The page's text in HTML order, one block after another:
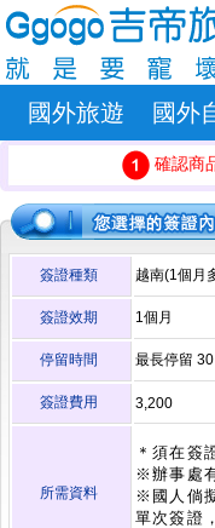
國外旅遊 國外
確認商
簽證種類 越南(1個月
簽證效期 1個月
停留時間 最長停留 30
簽證費用 3,200
所需資料
＊須在簽
※辦事處
※國人倘
單次簽證